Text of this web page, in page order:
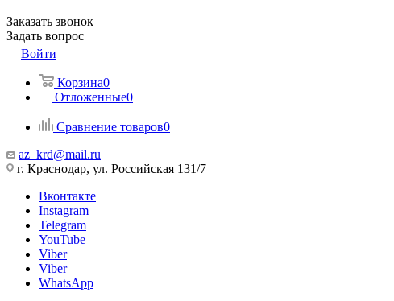
Заказать звонок
Задать вопрос
Войти
Корзина0
Отложенные0
Сравнение товаров0
az_krd@mail.ru
г. Краснодар, ул. Российская 131/7
Вконтакте
Instagram
Telegram
YouTube
Viber
Viber
WhatsApp